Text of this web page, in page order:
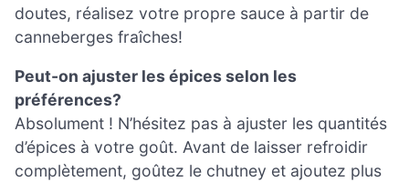
doutes, réalisez votre propre sauce à partir de
canneberges fraîches!
Peut-on ajuster les épices selon les
préférences?
Absolument ! N’hésitez pas à ajuster les quantités
d’épices à votre goût. Avant de laisser refroidir
complètement, goûtez le chutney et ajoutez plus